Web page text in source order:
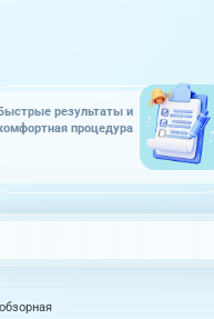
Быстрые результаты и
процедура